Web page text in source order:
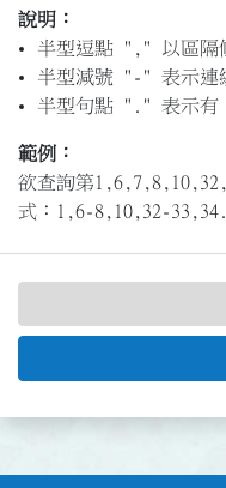
說明：
半型逗點 "," 以區隔
半型減號 "-" 表示連
半型句點 "." 表示有
範例：
欲查詢第
式：1,6-8,10,32-